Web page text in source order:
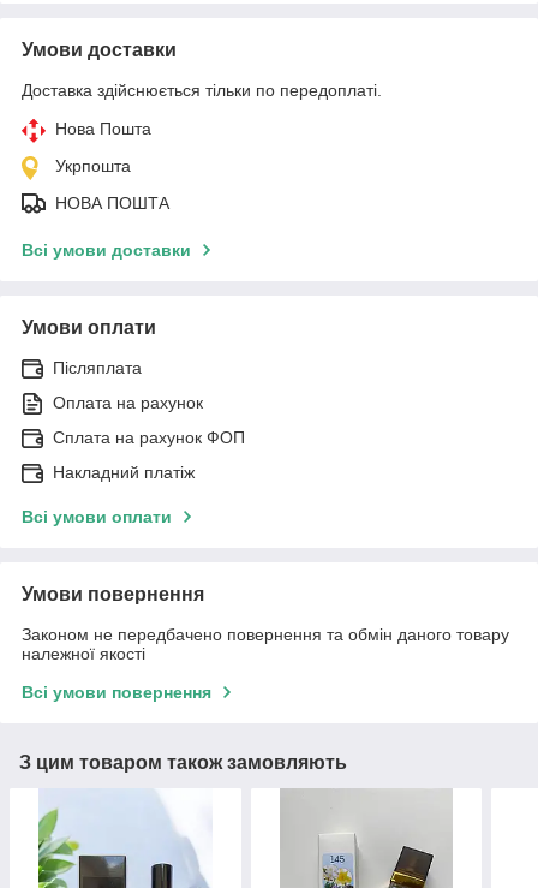
Умови доставки
Доставка здійснюється тільки по передоплаті.
Нова Пошта
Укрпошта
НОВА ПОШТА
Всі умови доставки
Умови оплати
Післяплата
Оплата на рахунок
Сплата на рахунок ФОП
Накладний платіж
Всі умови оплати
Умови повернення
Законом не передбачено повернення та обмін даного товару
належної якості
Всі умови повернення
З цим товаром також замовляють